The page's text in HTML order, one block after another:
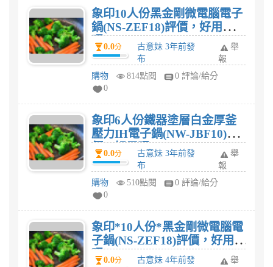
象印10人份黑金剛微電腦電子
鍋(NS-ZEF18)評價，好用
嗎?0.0分
古意妹 3年前發
布
舉
報
購物
814點閱
0 評論/給分
0
象印6人份鐵器塗層白金厚釜
壓力IH電子鍋(NW-JBF10)評
價，好用嗎?
0.0分
古意妹 3年前發
布
舉
報
購物
510點閱
0 評論/給分
0
象印*10人份*黑金剛微電腦電
子鍋(NS-ZEF18)評價，好用
嗎?0.0分
古意妹 4年前發
舉